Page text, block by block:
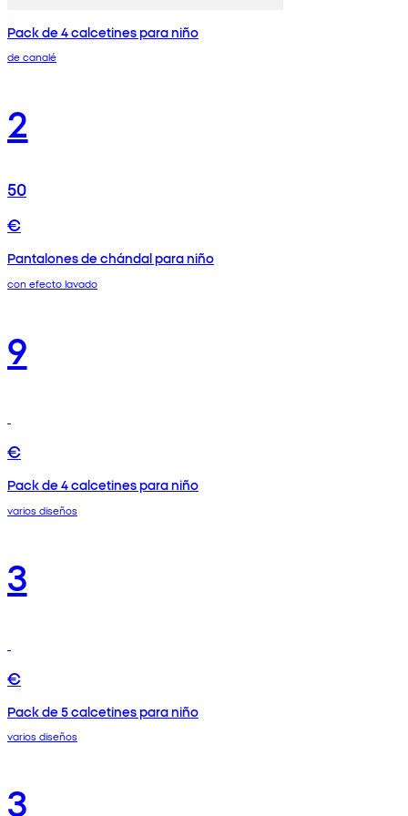
Pack de 4 calcetines para niño
de canalé
2
50
€
Pantalones de chándal para niño
con efecto lavado
9
€
Pack de 4 calcetines para niño
varios diseños
3
€
Pack de 5 calcetines para niño
varios diseños
3